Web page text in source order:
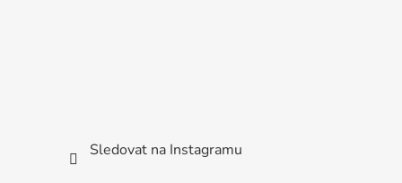
Sledovat na Instagramu